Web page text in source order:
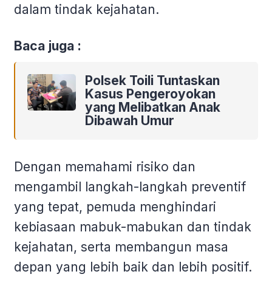
dalam tindak kejahatan.
Baca juga :
Polsek Toili Tuntaskan
Kasus Pengeroyokan
yang Melibatkan Anak
Dibawah Umur
Dengan memahami risiko dan
mengambil langkah-langkah preventif
yang tepat, pemuda menghindari
kebiasaan mabuk-mabukan dan tindak
kejahatan, serta membangun masa
depan yang lebih baik dan lebih positif.